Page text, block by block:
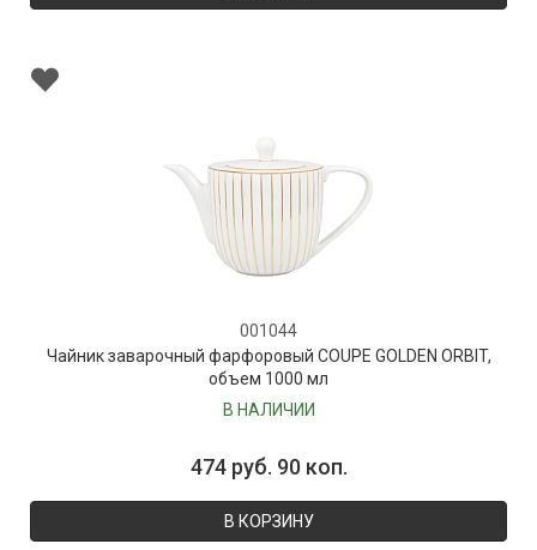
001044
Чайник заварочный фарфоровый COUPE GOLDEN ORBIT,
объем 1000 мл
В НАЛИЧИИ
474 руб. 90 коп.
В КОРЗИНУ